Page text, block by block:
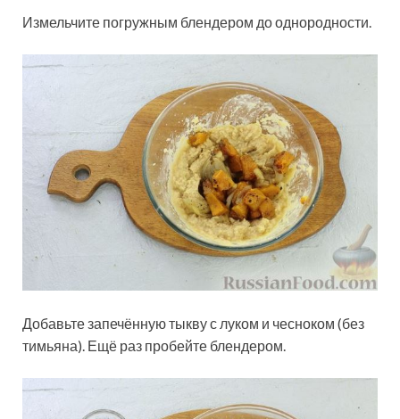
Измельчите погружным блендером до однородности.
Добавьте запечённую тыкву с луком и чесноком (без
тимьяна). Ещё раз пробейте блендером.